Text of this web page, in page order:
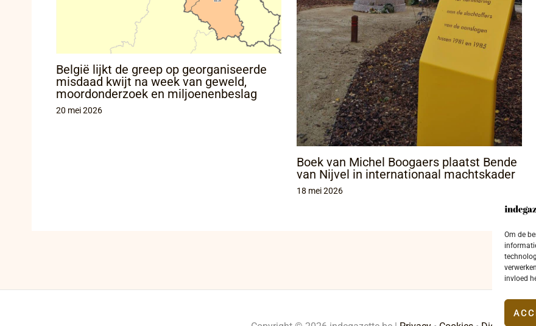
Om de
invloed
België lijkt de greep op georganiseerde
misdaad kwijt na week van geweld,
moordonderzoek en miljoenenbeslag
20 mei 2026
Boek van Michel Boogaers plaatst Bende
van Nijvel in internationaal machtskader
18 mei 2026